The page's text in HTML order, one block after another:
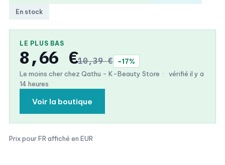
En stock
LE PLUS BAS
8,66 €10,39 €
−17%
Le moins cher chez Qathu - K-Beauty Store ·
vérifié il y a
14 heures
Voir la boutique
Prix pour FR·affiché en EUR